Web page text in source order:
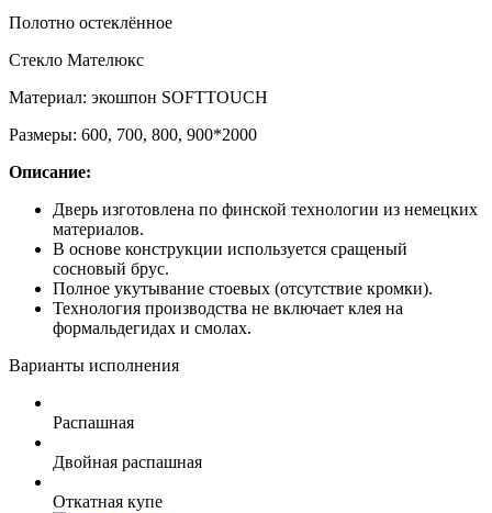
Полотно остеклённое
Стекло Мателюкс
Материал: экошпон SOFTTOUCH
Размеры: 600, 700, 800, 900*2000
Описание:
Дверь изготовлена по финской технологии из немецких
материалов.
В основе конструкции используется сращеный
сосновый брус.
Полное укутывание стоевых (отсутствие кромки).
Технология производства не включает клея на
формальдегидах и смолах.
Варианты исполнения
Распашная
Двойная распашная
Откатная купе